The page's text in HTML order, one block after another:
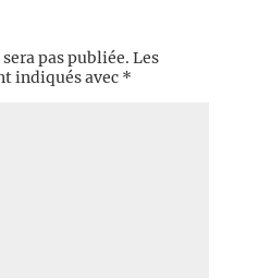
pas publiée. Les
indiqués avec *